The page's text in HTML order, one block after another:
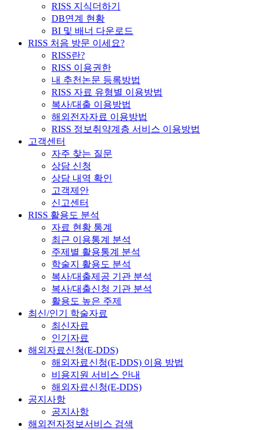
RISS 지식더하기
DB연계 현황
BI 및 배너 다운로드
RISS 처음 방문 이세요?
RISS란?
RISS 이용권한
내 추천논문 등록방법
RISS 자료 유형별 이용방법
복사/대출 이용방법
해외전자자료 이용방법
RISS 정보취약계층 서비스 이용방법
고객센터
자주 찾는 질문
상담 신청
상담 내역 확인
고객제안
신고센터
RISS 활용도 분석
자료 현황 통계
최근 이용통계 분석
주제별 활용통계 분석
학술지 활용도 분석
복사/대출제공 기관 분석
복사/대출신청 기관 분석
활용도 높은 주제
최신/인기 학술자료
최신자료
인기자료
해외자료신청(E-DDS)
해외자료신청(E-DDS) 이용 방법
비용지원 서비스 안내
해외자료신청(E-DDS)
공지사항
공지사항
해외전자정보서비스 검색